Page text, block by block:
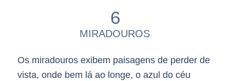
6
MIRADOUROS
Os miradouros exibem paisagens de perder de
vista, onde bem lá ao longe, o azul do céu